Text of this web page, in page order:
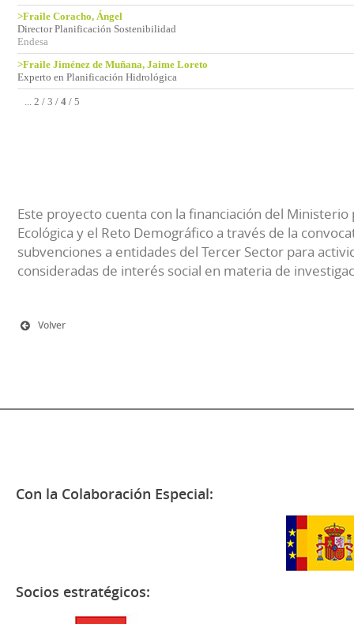
>Fraile Coracho, Ángel
Director Planificación Sostenibilidad
Endesa
>Fraile Jiménez de Muñana, Jaime Loreto
Experto en Planificación Hidrológica
... 2 / 3 / 4 / 5
Este proyecto cuenta con la financiación del Ministerio
Ecológica y el Reto Demográfico a través de la
subvenciones a entidades del Tercer Sector para
consideradas de interés social en materia de
Volver
Con la Colaboración Especial:
Socios estratégicos: